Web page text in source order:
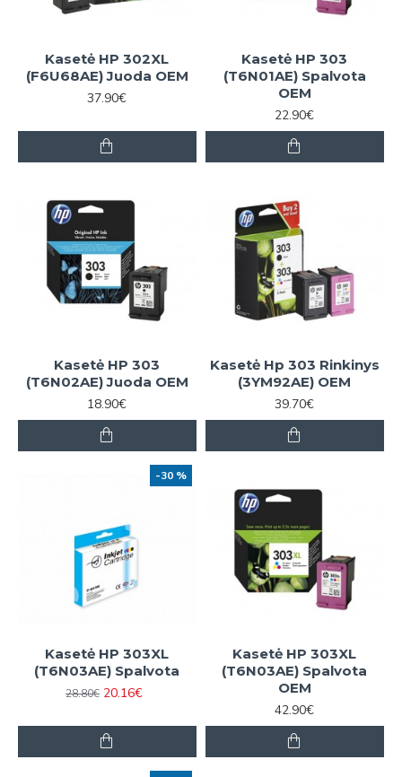
Kasetė HP 302XL
(F6U68AE) Juoda OEM
37.90€
Kasetė HP 303
(T6N01AE) Spalvota
OEM
22.90€
Kasetė HP 303
(T6N02AE) Juoda OEM
18.90€
Kasetė Hp 303 Rinkinys
(3YM92AE) OEM
39.70€
-30 %
Kasetė HP 303XL
(T6N03AE) Spalvota
28.80€ 20.16€
Kasetė HP 303XL
(T6N03AE) Spalvota
OEM
42.90€